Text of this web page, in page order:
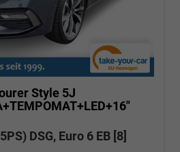
Style 5J
DSG, Euro 6 EB [8]